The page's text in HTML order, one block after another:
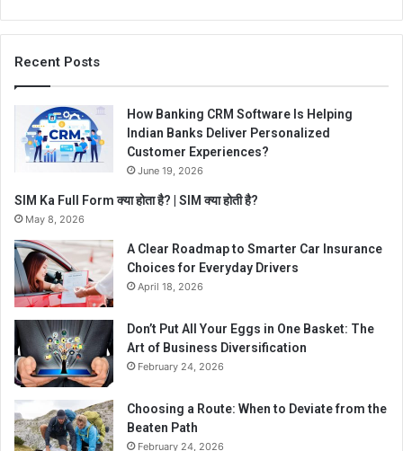
Recent Posts
How Banking CRM Software Is Helping
Indian Banks Deliver Personalized
Customer Experiences?
June 19, 2026
SIM Ka Full Form क्या होता है? | SIM क्या होती है?
May 8, 2026
A Clear Roadmap to Smarter Car Insurance
Choices for Everyday Drivers
April 18, 2026
Don’t Put All Your Eggs in One Basket: The
Art of Business Diversification
February 24, 2026
Choosing a Route: When to Deviate from the
Beaten Path
February 24, 2026